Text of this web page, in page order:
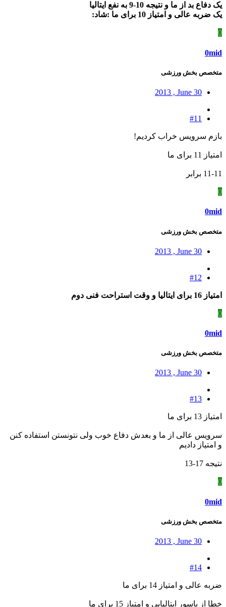
یک دفاع بد از ما و نتیجه 10-9 به نفع ایتالیا
یک ضربه عالی و امتیاز 10 برای ما :شاد:
0mid
متخصص بخش ورزشی
2013 , June 30
#11
بازم سرویس خراب کردیم!
امتیاز 11 برای ما
11-11 برابر
0mid
متخصص بخش ورزشی
2013 , June 30
#12
امتیاز 16 برای ایتالیا و وقت استراحت فنی دوم
0mid
متخصص بخش ورزشی
2013 , June 30
#13
امتیاز 13 برای ما
سرویس عالی از ما و بعدش دفاع خوب ولی نتونستن استفاده کنن
و امتیاز دادیم
نتیجه 17-13
0mid
متخصص بخش ورزشی
2013 , June 30
#14
ضربه عالی و امتیاز 14 برای ما
خطا از پاسور ایتالیایی و امتیاز 15 برای ما